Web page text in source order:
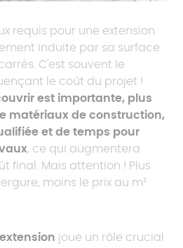
requis pour une extension
induite par sa surface
C'est souvent le
le coût du projet !
est importante, plus
matériaux de construction,
et de temps pour
, ce qui augmentera
final. Mais attention ! Plus
moins le prix au m²
joue un rôle crucial